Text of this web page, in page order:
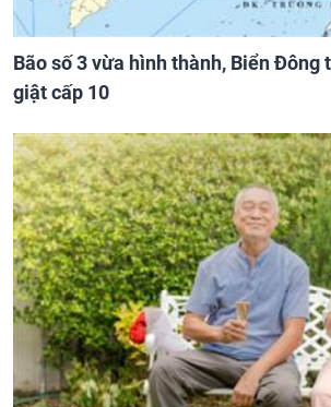
Bão số 3 vừa hình thành, Biển Đông
giật cấp 10